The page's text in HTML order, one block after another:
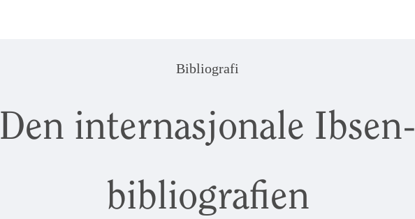
Bibliografi
Den internasjonale Ibsen-
bibliografien